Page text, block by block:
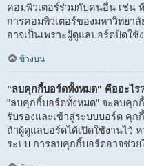
คอมพิวเตอร์ร่วมกับคนอื่น เช่น
การคอมพิวเตอร์ของมหาวิทยา
อาจเป็นเพราะผู้ดูแลบอร์ดปิดใช้
ข้างบน
"ลบคุกกี้บอร์ดทั้งหมด" คืออะไร
"ลบคุกกี้บอร์ดทั้งหมด" จะลบคุก
รับรองและเข้าสู่ระบบบอร์ด คุ
ถ้าผู้ดูแลบอร์ดได้เปิดใช้งานไว้
ระบบ การลบคุกกี้บอร์ดอาจช่วย